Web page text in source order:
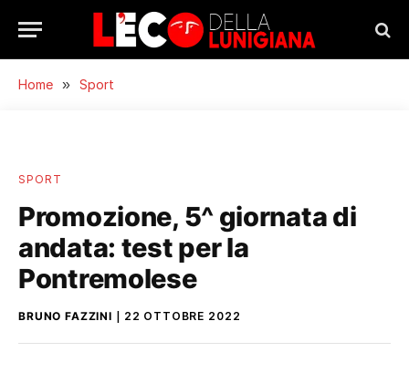
Home » Sport
SPORT
Promozione, 5^ giornata di
andata: test per la
Pontremolese
BRUNO FAZZINI 22 OTTOBRE 2022